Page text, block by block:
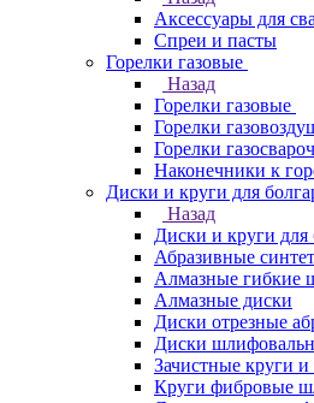
Аксессуары для
Спреи и пасты
Горелки газовые
Назад
Горелки газовые
Горелки
Горелки
Наконечники к
Диски и круги для
Назад
Диски и круги
Абразивные
Алмазные гибкие
Алмазные диски
Диски отрезные
Диски
Зачистные круги и
Круги фибровые